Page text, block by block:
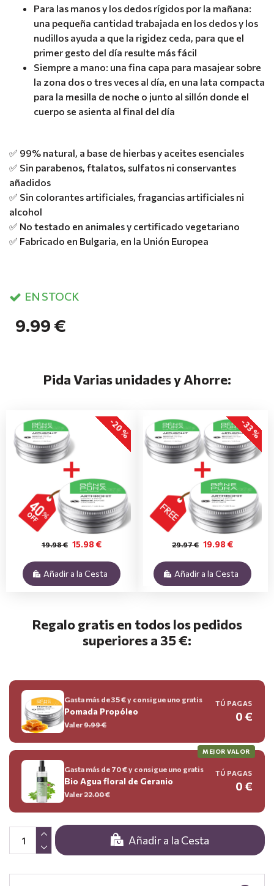
Para las manos y los dedos rígidos por la mañana:
una pequeña cantidad trabajada en los dedos y los
nudillos ayuda a que la rigidez ceda, para que el
primer gesto del día resulte más fácil
Siempre a mano: una fina capa para masajear sobre
la zona dos o tres veces al día, en una lata compacta
para la mesilla de noche o junto al sillón donde el
cuerpo se asienta al final del día
✅ 99% natural, a base de hierbas y aceites esenciales
✅ Sin parabenos, ftalatos, sulfatos ni conservantes
añadidos
✅ Sin colorantes artificiales, fragancias artificiales ni
alcohol
✅ No testado en animales y certificado vegetariano
✅ Fabricado en Bulgaria, en la Unión Europea
EN STOCK
9.99 €
Añadir a la Cesta
Regalo gratis en todos los pedidos
superiores a 35 €:
Gasta más de 35 € y consigue uno gratis
Pomada Propóleo
Valer9.99€
TÚ PAGAS
0 €
MEJOR VALOR
Gasta más de 70 € y consigue uno gratis
Bio Agua floral de Geranio
Valer22.00€
TÚ PAGAS
0 €
Pida Varias unidades y Ahorre:
-20 %
15.98 €
19.98 €
Añadir a la Cesta
-33 %
19.98 €
29.97 €
Añadir a la Cesta